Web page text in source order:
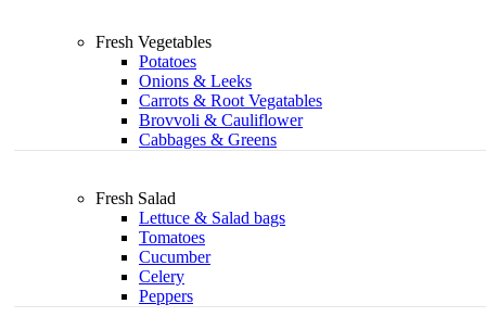
Fresh Vegetables
Potatoes
Onions & Leeks
Carrots & Root Vegatables
Brovvoli & Cauliflower
Cabbages & Greens
Fresh Salad
Lettuce & Salad bags
Tomatoes
Cucumber
Celery
Peppers